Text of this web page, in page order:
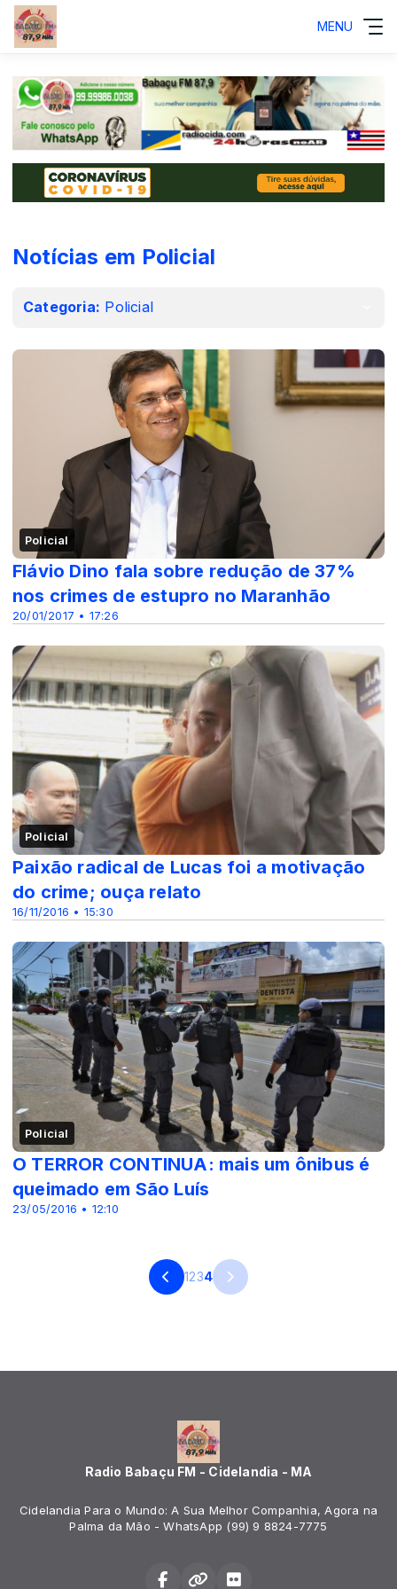
MENU
Notícias em Policial
Categoria: Policial
Policial
20/01/2017 • 17:26
Flávio Dino fala sobre redução de 37%
nos crimes de estupro no Maranhão
Policial
16/11/2016 • 15:30
Paixão radical de Lucas foi a motivação
do crime; ouça relato
Policial
23/05/2016 • 12:10
O TERROR CONTINUA: mais um ônibus é
queimado em São Luís
1234
Radio Babaçu FM - Cidelandia - MA
Cidelandia Para o Mundo: A Sua Melhor Companhia, Agora na
Palma da Mão - WhatsApp (99) 9 8824-7775